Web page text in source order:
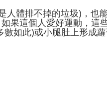
人體排不掉的垃圾)，也
果這個人愛好運動，這
如此)或小腿肚上形成